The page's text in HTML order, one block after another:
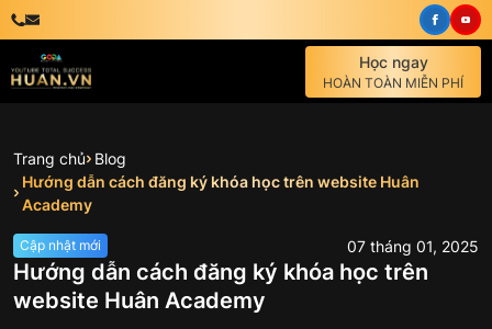
Học ngay
HOÀN TOÀN MIỄN PHÍ
Trang chủ Blog
Hướng dẫn cách đăng ký khóa học trên website Huân
Academy
Cập nhật mới 07 tháng 01, 2025
Hướng dẫn cách đăng ký khóa học trên
website Huân Academy